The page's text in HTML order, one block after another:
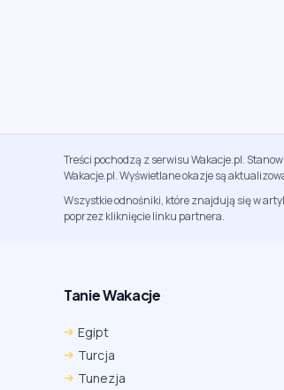
Treści pochodzą z serwisu Wakacje.pl.
Wakacje.pl. Wyświetlane okazje są
Wszystkie odnośniki, które znajdują się w
poprzez kliknięcie linku partnera.
Tanie Wakacje
Egipt
Turcja
Tunezja